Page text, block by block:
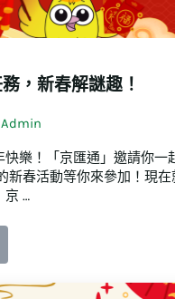
，新春解謎趣！
Admin
快樂！「京匯通」邀請你一
新春活動等你來參加！現在
京 …
任務，新春解謎趣！